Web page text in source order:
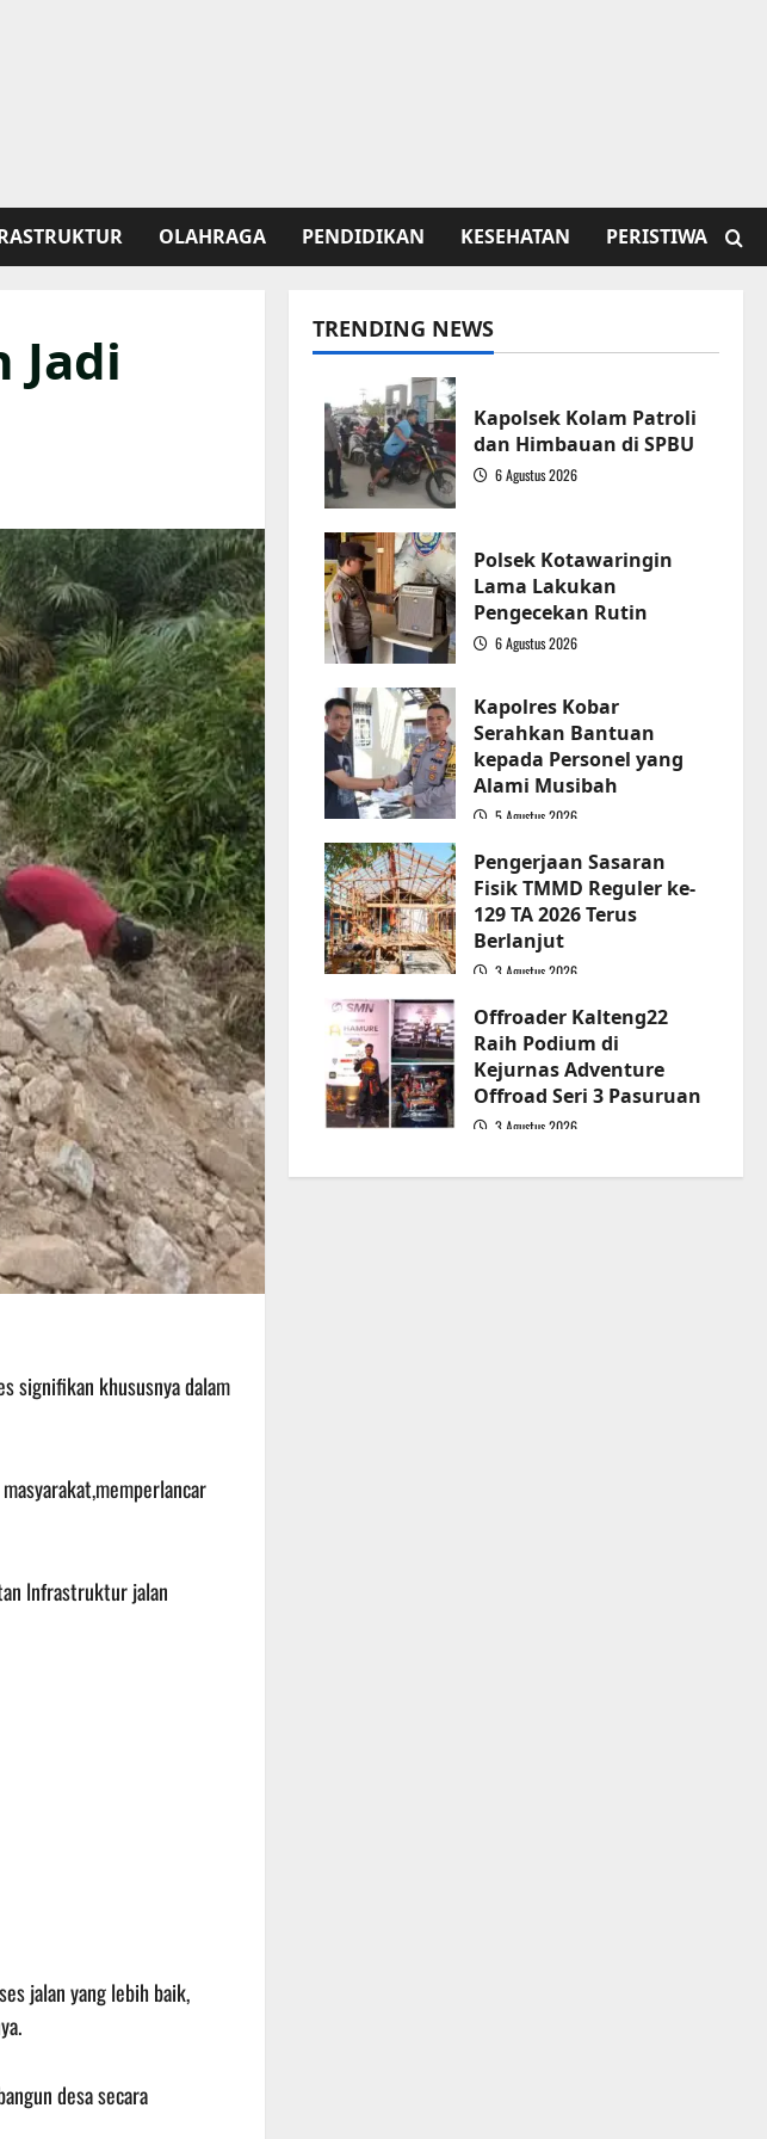
OLAHRAGA PENDIDIKAN KESEHATAN PERISTIWA
signifikan khususnya dalam
lnfrastruktur jalan
jalan yang lebih baik,
desa secara
TRENDING NEWS
Kapolsek Kolam Patroli
dan Himbauan di SPBU
6 Agustus 2026
Polsek Kotawaringin
Lama Lakukan
Pengecekan Rutin
6 Agustus 2026
Kapolres Kobar
Serahkan Bantuan
kepada Personel yang
Alami Musibah
5 Agustus 2026
Pengerjaan Sasaran
Fisik TMMD Reguler ke-
129 TA 2026 Terus
Berlanjut
3 Agustus 2026
Offroader Kalteng22
Raih Podium di
Kejurnas Adventure
Offroad Seri 3 Pasuruan
3 Agustus 2026